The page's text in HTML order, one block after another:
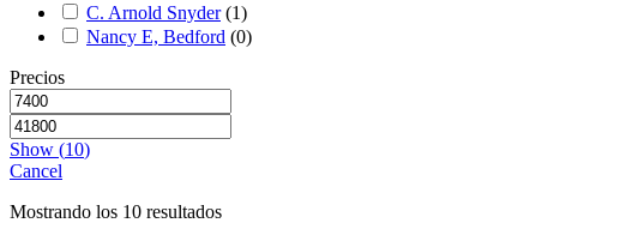
C. Arnold Snyder (1)
Nancy E, Bedford (0)
Precios
Show (10)
Cancel
Mostrando los 10 resultados